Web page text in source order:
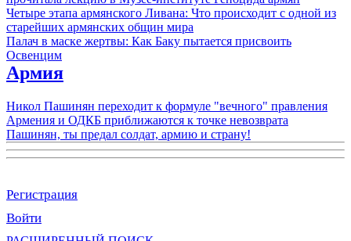
Четыре этапа армянского Ливана: Что происходит с одной из
старейших армянских общин мира
Палач в маске жертвы: Как Баку пытается присвоить
Освенцим
Армия
Никол Пашинян переходит к формуле "вечного" правления
Армения и ОДКБ приближаются к точке невозврата
Пашинян, ты предал солдат, армию и страну!
Регистрация
Войти